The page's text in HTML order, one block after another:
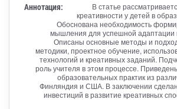
Аннотация:
В статье
креативности у детей в
Обоснована необходимость
мышления для успешной адаптации
Описаны основные методы и
методики, проектное обучение,
технологий и креативных заданий.
роль учителя в этом процессе.
образовательных практик из
Финляндия и США. В заключении
инвестиций в развитие креативных